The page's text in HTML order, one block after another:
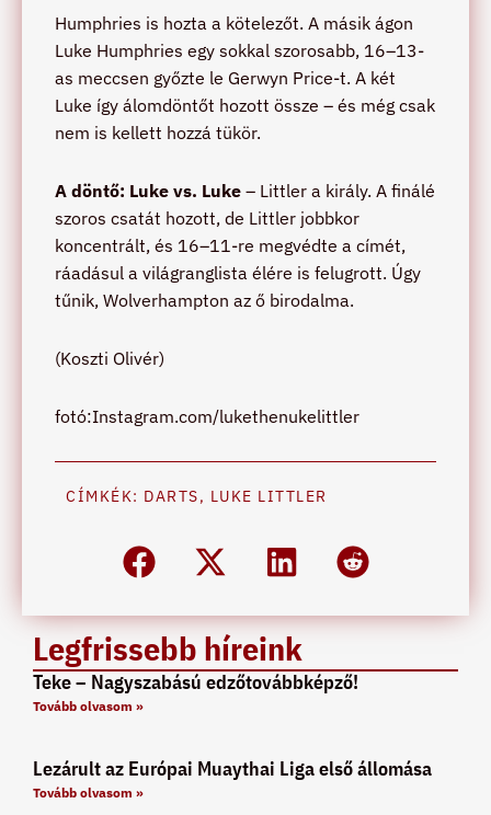
Legfrissebb híreink
Teke – Nagyszabású edzőtovábbképző!
Tovább olvasom »
Lezárult az Európai Muaythai Liga első állomása
Tovább olvasom »
Humphries is hozta a kötelezőt. A másik ágon
Luke Humphries egy sokkal szorosabb, 16–13-
as meccsen győzte le Gerwyn Price-t. A két
Luke így álomdöntőt hozott össze – és még csak
nem is kellett hozzá tükör.
A döntő: Luke vs. Luke – Littler a király. A finálé
szoros csatát hozott, de Littler jobbkor
koncentrált, és 16–11-re megvédte a címét,
ráadásul a világranglista élére is felugrott. Úgy
tűnik, Wolverhampton az ő birodalma.
(Koszti Olivér)
fotó:Instagram.com/lukethenukelittler
CÍMKÉK: DARTS, LUKE LITTLER